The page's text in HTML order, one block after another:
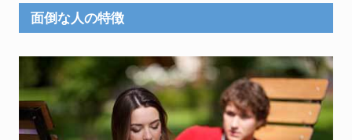
面倒な人の特徴